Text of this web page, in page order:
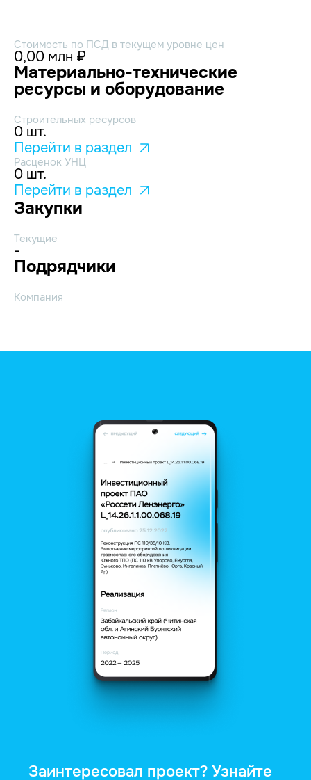
Стоимость по ПСД в текущем уровне цен
0,00 млн ₽
Материально-технические
ресурсы и оборудование
Строительных ресурсов
0 шт.
Перейти в раздел
Расценок УНЦ
0 шт.
Перейти в раздел
Закупки
Текущие
-
Подрядчики
Компания
Заинтересовал проект? Узнайте